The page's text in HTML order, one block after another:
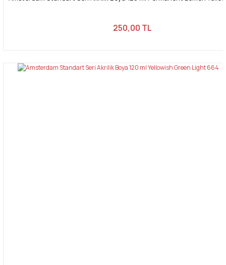
250,00 TL